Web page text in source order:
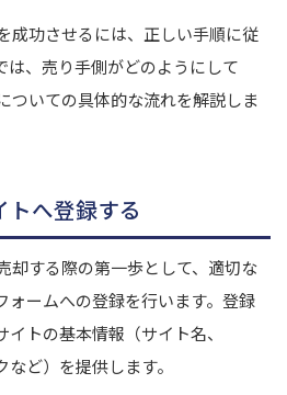
成功させるには、正しい手順に従
は、売り手側がどのようにして
ついての具体的な流れを解説しま
へ登録する
却する際の第一歩として、適切な
ームへの登録を行います。 登録
トの基本情報（サイト名、
ど）を提供します。